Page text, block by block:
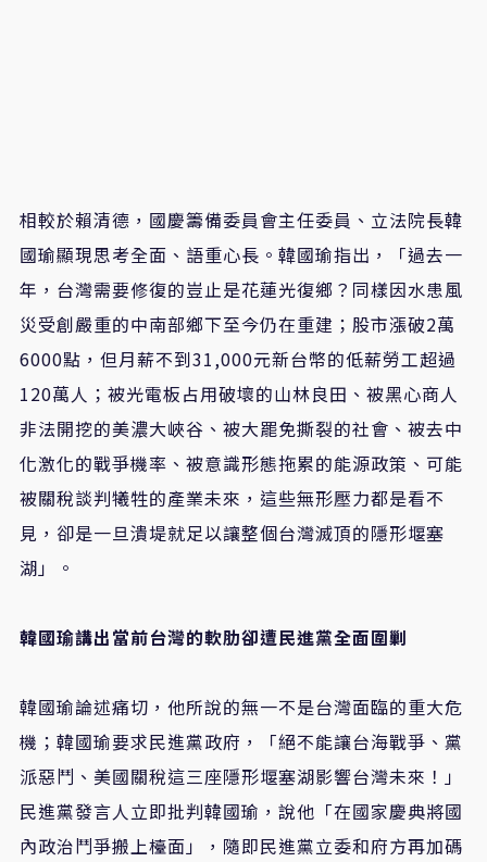
相較於賴清德，國慶籌備委員會主任委員、立法院長韓
國瑜顯現思考全面、語重心長。韓國瑜指出，「過去一
年，台灣需要修復的豈止是花蓮光復鄉？同樣因水患風
災受創嚴重的中南部鄉下至今仍在重建；股市漲破2萬
6000點，但月薪不到31,000元新台幣的低薪勞工超過
120萬人；被光電板占用破壞的山林良田、被黑心商人
非法開挖的美濃大峽谷、被大罷免撕裂的社會、被去中
化激化的戰爭機率、被意識形態拖累的能源政策、可能
被關稅談判犧牲的產業未來，這些無形壓力都是看不
見，卻是一旦潰堤就足以讓整個台灣滅頂的隱形堰塞
湖」。
韓國瑜講出當前台灣的軟肋卻遭民進黨全面圍剿
韓國瑜論述痛切，他所說的無一不是台灣面臨的重大危
機；韓國瑜要求民進黨政府，「絕不能讓台海戰爭、黨
派惡鬥、美國關稅這三座隱形堰塞湖影響台灣未來！」
民進黨發言人立即批判韓國瑜，說他「在國家慶典將國
內政治鬥爭搬上檯面」，隨即民進黨立委和府方再加碼